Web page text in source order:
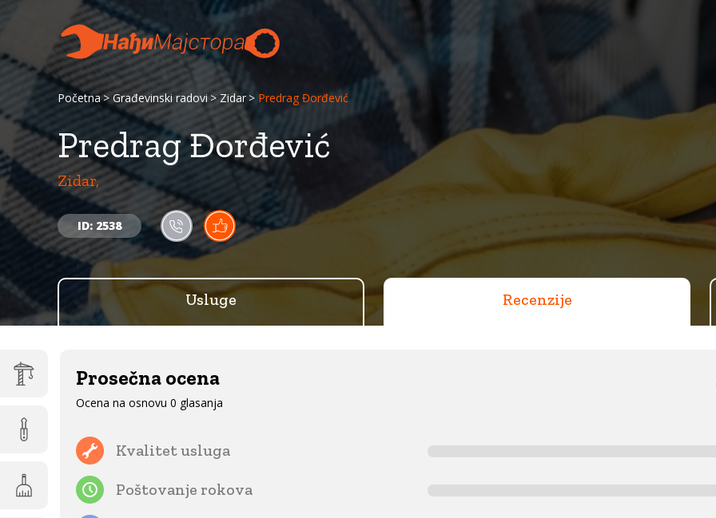
Početna Građevinski radovi Zidar Predrag Đorđević
Predrag Đorđević
Zidar,
ID: 2538
Usluge Recenzije
Prosečna ocena
Ocena na osnovu 0 glasanja
Kvalitet usluga
Poštovanje rokova